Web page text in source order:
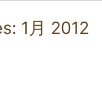
1月 2012